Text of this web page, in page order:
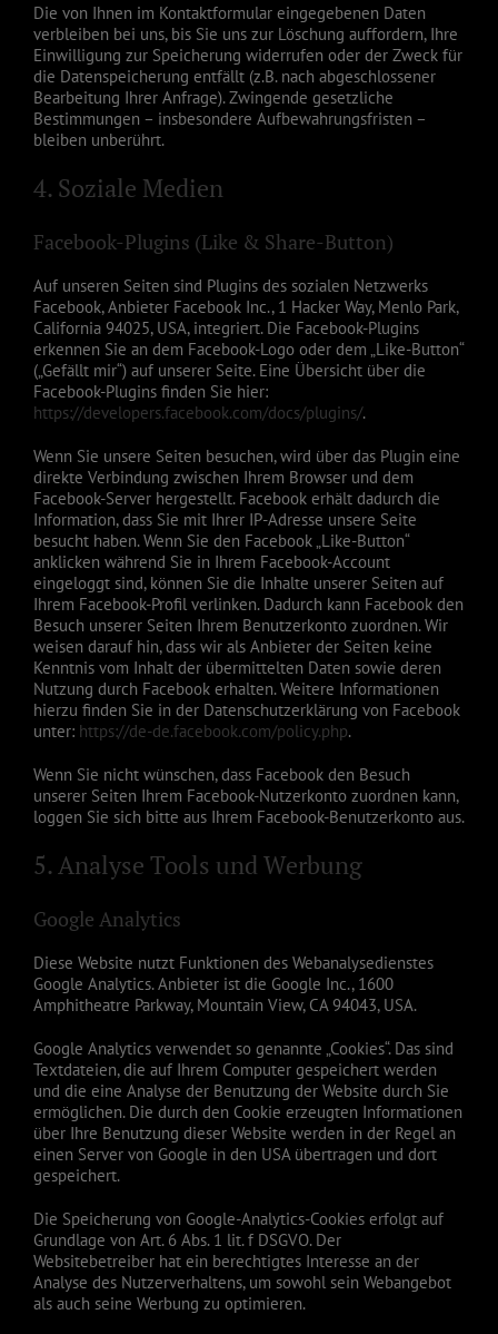
Die von Ihnen im Kontaktformular eingegebenen Daten
verbleiben bei uns, bis Sie uns zur Löschung auffordern, Ihre
Einwilligung zur Speicherung widerrufen oder der Zweck für
die Datenspeicherung entfällt (z.B. nach abgeschlossener
Bearbeitung Ihrer Anfrage). Zwingende gesetzliche
Bestimmungen – insbesondere Aufbewahrungsfristen –
bleiben unberührt.
4. Soziale Medien
Facebook-Plugins (Like & Share-Button)
Auf unseren Seiten sind Plugins des sozialen Netzwerks
Facebook, Anbieter Facebook Inc., 1 Hacker Way, Menlo Park,
California 94025, USA, integriert. Die Facebook-Plugins
erkennen Sie an dem Facebook-Logo oder dem „Like-Button“
(„Gefällt mir“) auf unserer Seite. Eine Übersicht über die
Facebook-Plugins finden Sie hier:
https://developers.facebook.com/docs/plugins/.
Wenn Sie unsere Seiten besuchen, wird über das Plugin eine
direkte Verbindung zwischen Ihrem Browser und dem
Facebook-Server hergestellt. Facebook erhält dadurch die
Information, dass Sie mit Ihrer IP-Adresse unsere Seite
besucht haben. Wenn Sie den Facebook „Like-Button“
anklicken während Sie in Ihrem Facebook-Account
eingeloggt sind, können Sie die Inhalte unserer Seiten auf
Ihrem Facebook-Profil verlinken. Dadurch kann Facebook den
Besuch unserer Seiten Ihrem Benutzerkonto zuordnen. Wir
weisen darauf hin, dass wir als Anbieter der Seiten keine
Kenntnis vom Inhalt der übermittelten Daten sowie deren
Nutzung durch Facebook erhalten. Weitere Informationen
hierzu finden Sie in der Datenschutzerklärung von Facebook
unter: https://de-de.facebook.com/policy.php.
Wenn Sie nicht wünschen, dass Facebook den Besuch
unserer Seiten Ihrem Facebook-Nutzerkonto zuordnen kann,
loggen Sie sich bitte aus Ihrem Facebook-Benutzerkonto aus.
5. Analyse Tools und Werbung
Google Analytics
Diese Website nutzt Funktionen des Webanalysedienstes
Google Analytics. Anbieter ist die Google Inc., 1600
Amphitheatre Parkway, Mountain View, CA 94043, USA.
Google Analytics verwendet so genannte „Cookies“. Das sind
Textdateien, die auf Ihrem Computer gespeichert werden
und die eine Analyse der Benutzung der Website durch Sie
ermöglichen. Die durch den Cookie erzeugten Informationen
über Ihre Benutzung dieser Website werden in der Regel an
einen Server von Google in den USA übertragen und dort
gespeichert.
Die Speicherung von Google-Analytics-Cookies erfolgt auf
Grundlage von Art. 6 Abs. 1 lit. f DSGVO. Der
Websitebetreiber hat ein berechtigtes Interesse an der
Analyse des Nutzerverhaltens, um sowohl sein Webangebot
als auch seine Werbung zu optimieren.